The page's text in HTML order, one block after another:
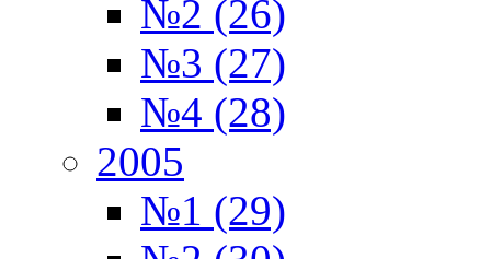
№2 (26)
№3 (27)
№4 (28)
2005
№1 (29)